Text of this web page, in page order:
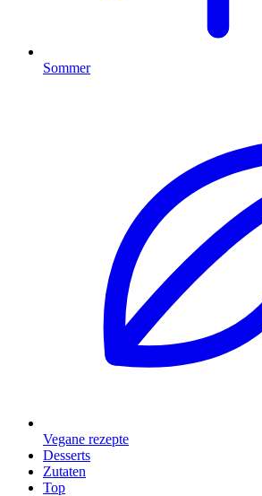
Sommer
Vegane rezepte
Desserts
Zutaten
Top